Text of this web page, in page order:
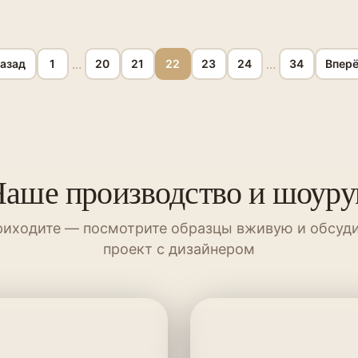
1 … 20 21 22 23 24 … 34
производство и
— посмотрите образцы вживую и
проект с дизайнером